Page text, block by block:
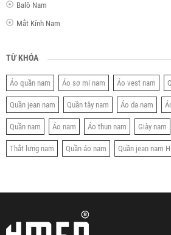
Balô Nam
Mắt Kính Nam
TỪ KHÓA
Áo quần nam Áo sơ mi nam Áo vest nam
Quần jean nam Quần tây nam Áo da nam
Quần nam Áo nam Áo thun nam Giày nam
Thắt lưng nam Quần áo nam Quần jean nam